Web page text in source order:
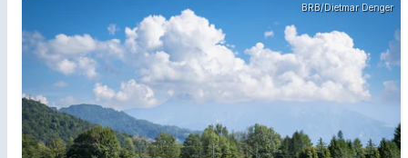
BRB/Dietmar Denger